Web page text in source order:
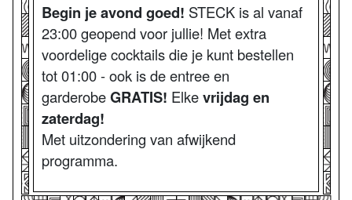
Begin je avond goed! STECK is al vanaf
23:00 geopend voor jullie! Met extra
voordelige cocktails die je kunt bestellen
tot 01:00 - ook is de entree en
garderobeGRATIS! Elkevrijdag en
zaterdag!
Met uitzondering van afwijkend
programma.